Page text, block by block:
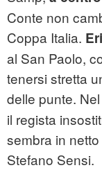
Conte non
Coppa Italia.
al San Paolo,
tenersi stretta
delle punte.
il regista
sembra in
Stefano Sensi.